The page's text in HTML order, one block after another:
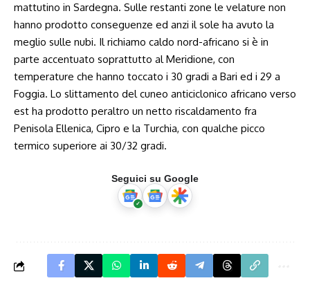
mattutino in Sardegna. Sulle restanti zone le velature non
hanno prodotto conseguenze ed anzi il sole ha avuto la
meglio sulle nubi. Il richiamo caldo nord-africano si è in
parte accentuato soprattutto al Meridione, con
temperature che hanno toccato i 30 gradi a Bari ed i 29 a
Foggia. Lo slittamento del cuneo anticiclonico africano verso
est ha prodotto peraltro un netto riscaldamento fra
Penisola Ellenica, Cipro e la Turchia, con qualche picco
termico superiore ai 30/32 gradi.
Seguici su Google